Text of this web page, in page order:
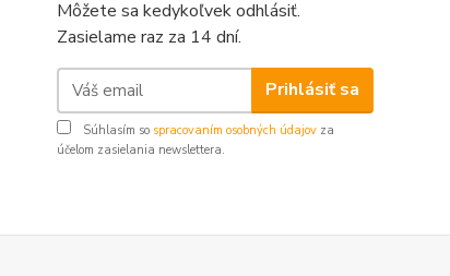
Môžete sa kedykoľvek odhlásiť.
Zasielame raz za 14 dní.
Prihlásiť sa
Súhlasím so spracovaním osobných údajov za
účelom zasielania newslettera.